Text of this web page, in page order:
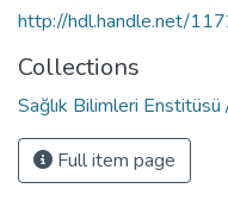
http://hdl.handle.net/
Collections
Sağlık Bilimleri
Full item page